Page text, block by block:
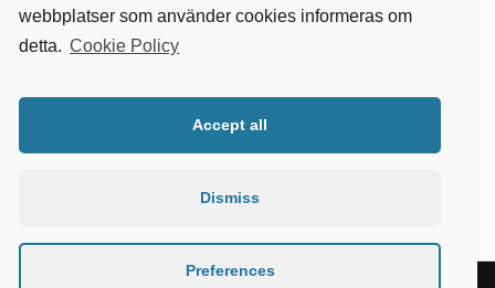
webbplatser som använder cookies informeras om
detta. Cookie Policy
Accept all
Dismiss
Preferences